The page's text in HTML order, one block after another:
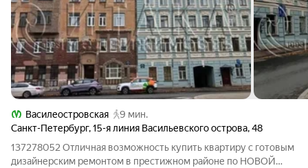
Василеостровская
9 мин.
Санкт-Петербург,15-я линия Васильевского острова,48
137278052 Отличная возможность купить квартиру с готовым
дизайнерским ремонтом в престижном районе по НОВОЙ